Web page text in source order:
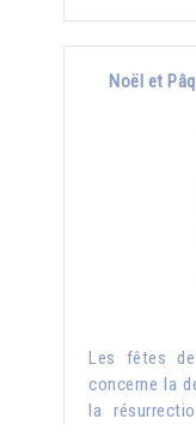
Noël et
Les fêtes
concerne la
la